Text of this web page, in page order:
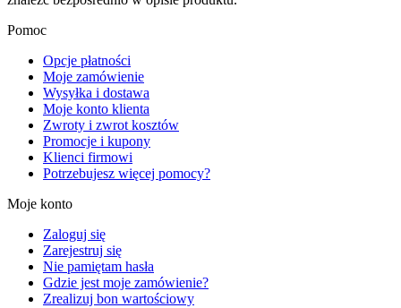
Pomoc
Opcje płatności
Moje zamówienie
Wysyłka i dostawa
Moje konto klienta
Zwroty i zwrot kosztów
Promocje i kupony
Klienci firmowi
Potrzebujesz więcej pomocy?
Moje konto
Zaloguj się
Zarejestruj się
Nie pamiętam hasła
Gdzie jest moje zamówienie?
Zrealizuj bon wartościowy